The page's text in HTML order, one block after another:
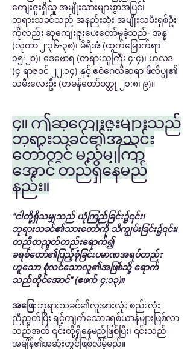
ကျေးဇူးရှိသူ အမျိုးသားများစွာအပြင်၊
ဘုရားသခင်သည် အနည်းဆုံး အမျိုးသမီးရှစ်ဦး
ကိုလည်း ဆုကျေးဇူးပေးတော်မူခဲ့သည်- အန္န
(လုကာ ၂:၃၆-၃၈)၊ မိရိအံ (ထွက်မြောက်ရာ
၁၅:၂၀)၊ ဒေဗောရ (တရားသူကြီး ၄:၄)၊ ဟုလဒ
(၄ ရာဇဝင် ၂၂:၁၄) နှင့် ဧဝံဂေလိဆရာ ဖိလိပ္ပု၏
သမီးလေးဦး (တမန်တော်ဝတ္ထု ၂၁:၈၊ ၉)။
၄။ ဤဆုကျေးဇူးများသည်
ဘုရားသခင်၏အသင်း
တော်တွင် မည်မျှကြာ
အောင် တည်ရှိနေမည်
နည်း။
“ငါတို့ရှိသမျှသည် ယုံကြည်ခြင်း၌၎င်း၊
ဘုရားသခင်၏သားတော်ကို သိကျွမ်းခြင်း၌၎င်း၊
တညီတညွတ်တည်းရောက်၍
ခရစ်တော်၏ပြည့်စုံခြင်းပမာဏအရပ်တည်း
ဟူသော စုံလင်သောလူ၏အဖြစ်သို့ ရောက်
သည်တိုင်အောင်” (ဧဖက် ၄:၁၃)။
အဖြေ:ဘုရားသခင်၏လူအားလုံး စည်းလုံး
ညီညွတ်ပြီး ရင့်ကျက်သောခရစ်ယာန်များဖြစ်လာ
သည်အထိ ၎င်းတို့ရှိနေမည်ဖြစ်ပြီး၊ ၎င်းသည်
အချိန်၏အဆုံးတွင်ဖြစ်လိမ့်မည်။